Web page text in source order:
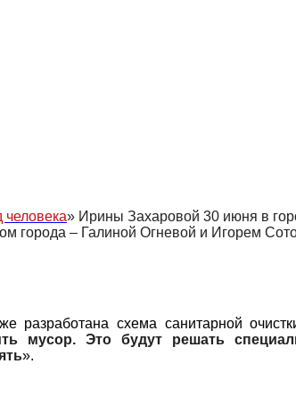
» Ирины Захаровой 30 июня в
города – Галиной Огневой и Игорем
разработана схема санитарной
мусор. Это будут решать
».